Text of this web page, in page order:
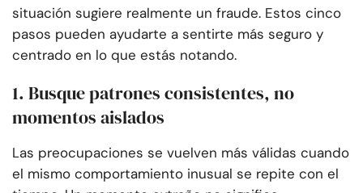
situación sugiere realmente un fraude. Estos cinco
pasos pueden ayudarte a sentirte más seguro y
centrado en lo que estás notando.
1. Busque patrones consistentes, no
momentos aislados
Las preocupaciones se vuelven más válidas cuando
el mismo comportamiento inusual se repite con el